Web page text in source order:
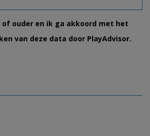
of ouder en ik ga akkoord met het
van deze data door PlayAdvisor.